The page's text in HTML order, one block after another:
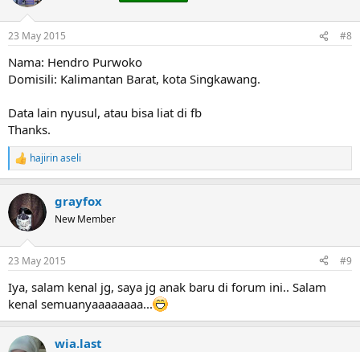
23 May 2015 #8
Nama: Hendro Purwoko
Domisili: Kalimantan Barat, kota Singkawang.
Data lain nyusul, atau bisa liat di fb
Thanks.
R
e
c
t
i
s
hajirin aseli
grayfox
New Member
23 May 2015 #9
Iya, salam kenal jg, saya jg anak baru di forum ini.. Salam
kenal semuanyaaaaaaaa...
wia.last